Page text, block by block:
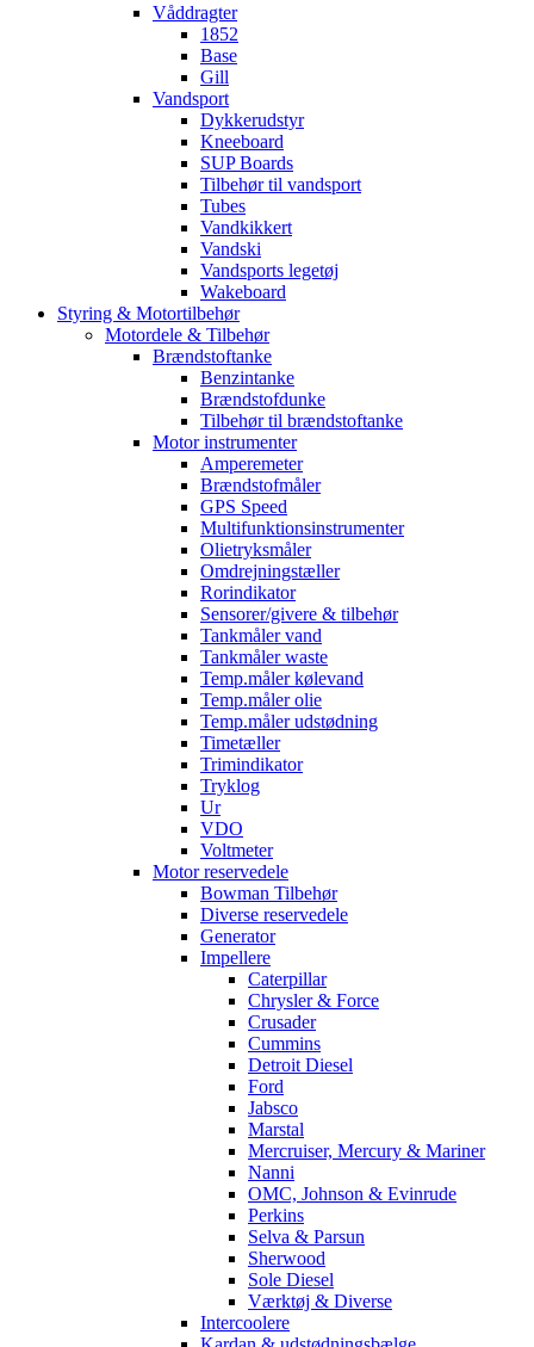
Våddragter
1852
Base
Gill
Vandsport
Dykkerudstyr
Kneeboard
SUP Boards
Tilbehør til vandsport
Tubes
Vandkikkert
Vandski
Vandsports legetøj
Wakeboard
Styring & Motortilbehør
Motordele & Tilbehør
Brændstoftanke
Benzintanke
Brændstofdunke
Tilbehør til brændstoftanke
Motor instrumenter
Amperemeter
Brændstofmåler
GPS Speed
Multifunktionsinstrumenter
Olietryksmåler
Omdrejningstæller
Rorindikator
Sensorer/givere & tilbehør
Tankmåler vand
Tankmåler waste
Temp.måler kølevand
Temp.måler olie
Temp.måler udstødning
Timetæller
Trimindikator
Tryklog
Ur
VDO
Voltmeter
Motor reservedele
Bowman Tilbehør
Diverse reservedele
Generator
Impellere
Caterpillar
Chrysler & Force
Crusader
Cummins
Detroit Diesel
Ford
Jabsco
Marstal
Mercruiser, Mercury & Mariner
Nanni
OMC, Johnson & Evinrude
Perkins
Selva & Parsun
Sherwood
Sole Diesel
Værktøj & Diverse
Intercoolere